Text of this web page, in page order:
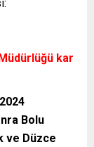
kar
Bolu
ve Düzce